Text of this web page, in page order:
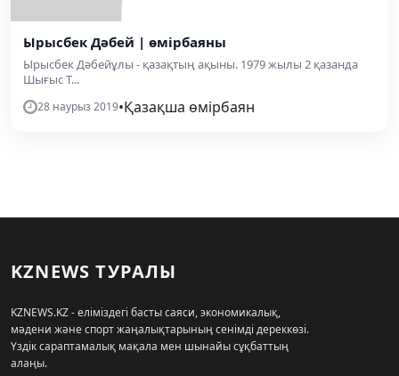
Ырысбек Дәбей | өмірбаяны
Ырысбек Дәбейұлы - қазақтың ақыны. 1979 жылы 2 қазанда
Шығыс Т...
28 наурыз 2019•Қазақша өмірбаян
KZNEWS ТУРАЛЫ
KZNEWS.KZ - еліміздегі басты саяси, экономикалық,
мәдени және спорт жаңалықтарының сенімді дереккөзі.
Үздік сараптамалық мақала мен шынайы сұқбаттың
алаңы.